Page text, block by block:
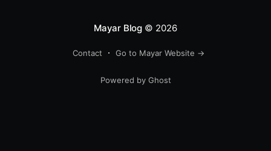
Mayar Blog© 2026
Contact Go to Mayar Website →
Powered by Ghost